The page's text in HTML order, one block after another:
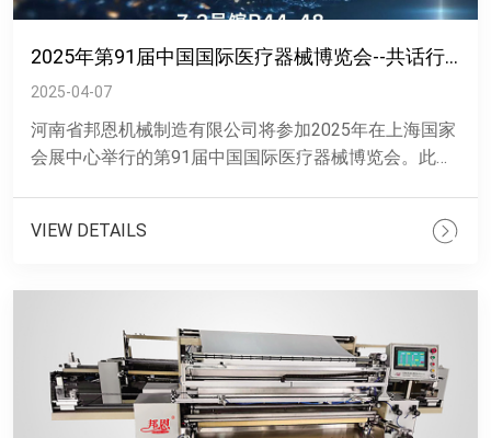
2025年第91届中国国际医疗器械博览会--共话行业未来，共赴科技之约
2025-04-07
河南省邦恩机械制造有限公司将参加2025年在上海国家
会展中心举行的第91届中国国际医疗器械博览会。此次
VIEW DETAILS